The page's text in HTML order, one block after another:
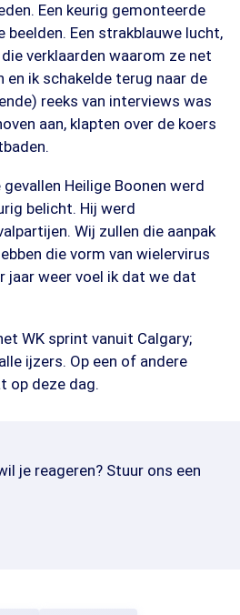
Een keurig gemonteerde
Een strakblauwe lucht,
verklaarden waarom ze net
en ik schakelde terug naar de
reeks van interviews was
aan, klapten over de koers
Heilige Boonen werd
belicht. Hij werd
Wij zullen die aanpak
die vorm van wielervirus
jaar weer voel ik dat we dat
WK sprint vanuit Calgary;
ijzers. Op een of andere
op deze dag.
je reageren? Stuur ons een